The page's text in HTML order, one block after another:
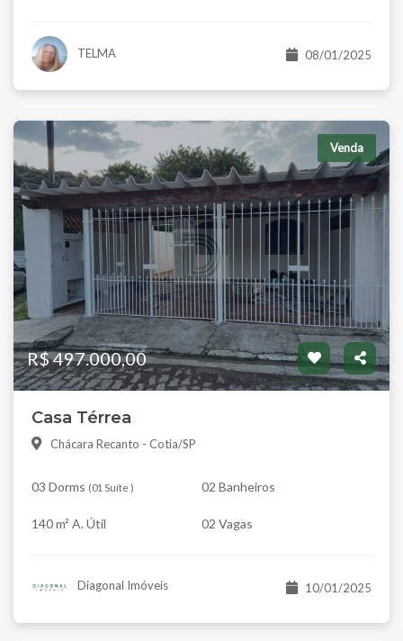
TELMA 08/01/2025
Venda
R$ 497.000,00
Casa Térrea
Chácara Recanto - Cotia/SP
03 Dorms (01 Suíte ) 02 Banheiros
140 m² A. Útil 02 Vagas
Diagonal Imóveis 10/01/2025